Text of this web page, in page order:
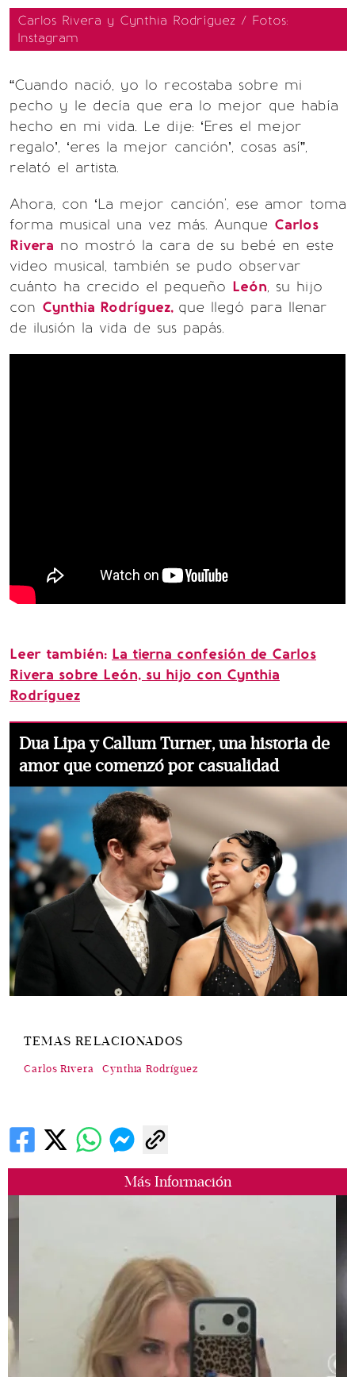
Más Información
Carlos Rivera y Cynthia Rodríguez / Fotos:
Instagram
“Cuando nació, yo lo recostaba sobre mi
pecho y le decía que era lo mejor que había
hecho en mi vida. Le dije: ‘Eres el mejor
regalo’, ‘eres la mejor canción’, cosas así”,
relató el artista.
Ahora, con ‘La mejor canción', ese amor toma
forma musical una vez más. Aunque Carlos
Rivera no mostró la cara de su bebé en este
video musical, también se pudo observar
cuánto ha crecido el pequeño León, su hijo
con Cynthia Rodríguez, que llegó para llenar
de ilusión la vida de sus papás.
Leer también: La tierna confesión de Carlos
Rivera sobre León, su hijo con Cynthia
Rodríguez
Dua Lipa y Callum Turner, una historia de
amor que comenzó por casualidad
TEMAS RELACIONADOS
Carlos Rivera Cynthia Rodríguez